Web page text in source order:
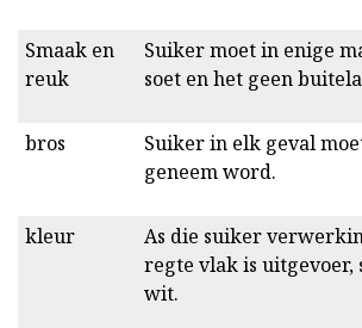
Smaak en
reuk
Suiker moet in enige
soet en het geen
bros
Suiker in elk geval
geneem word.
kleur
As die suiker
regte vlak is uitgevoer,
wit.